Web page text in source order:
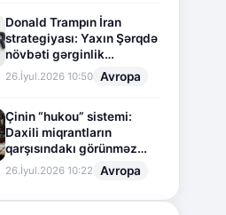
Donald Trampın İran
strategiyası: Yaxın Şərqdə
növbəti gərginlik
mərhələsi
26.İyul.2026 10:50 Avropa
Çinin “hukou” sistemi:
Daxili miqrantların
qarşısındakı görünməz
sədd
26.İyul.2026 10:22 Avropa